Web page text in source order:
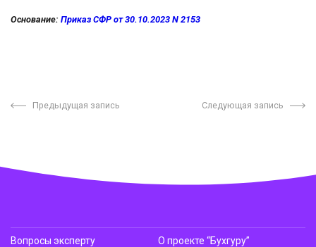
Основание: Приказ СФР от 30.10.2023 N 2153
Предыдущая запись Следующая запись
Вопросы эксперту
О проекте “Бухгуру”